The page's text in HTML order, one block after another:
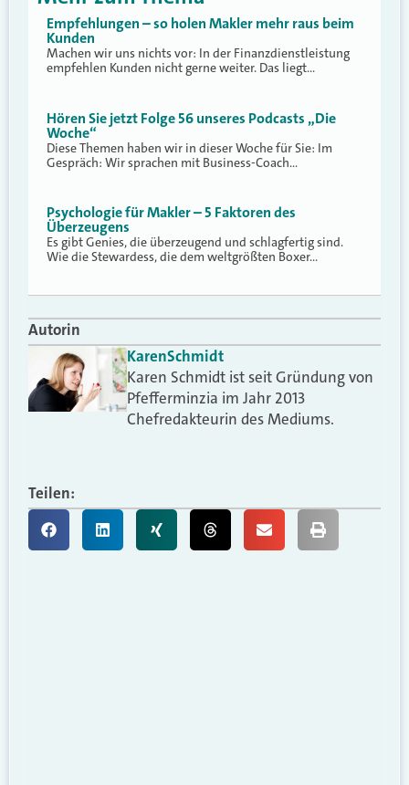
Empfehlungen – so holen Makler mehr raus beim
Kunden
Machen wir uns nichts vor: In der Finanzdienstleistung
empfehlen Kunden nicht gerne weiter. Das liegt…
Hören Sie jetzt Folge 56 unseres Podcasts „Die
Woche“
Diese Themen haben wir in dieser Woche für Sie: Im
Gespräch: Wir sprachen mit Business-Coach…
Psychologie für Makler – 5 Faktoren des
Überzeugens
Es gibt Genies, die überzeugend und schlagfertig sind.
Wie die Stewardess, die dem weltgrößten Boxer…
Autorin
KarenSchmidt
Karen Schmidt ist seit Gründung von
Pfefferminzia im Jahr 2013
Chefredakteurin des Mediums.
Teilen: